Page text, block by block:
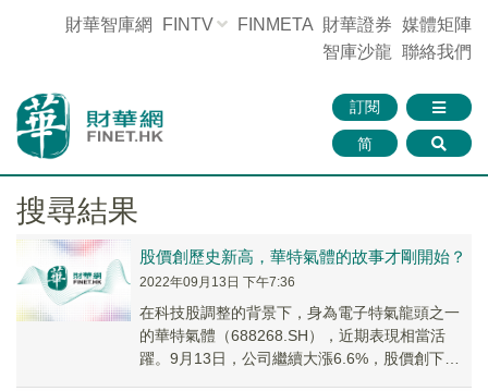
財華智庫網 FINTV FINMETA 財華證券 媒體矩陣
智庫沙龍 聯絡我們
訂閱
简
搜尋結果
股價創歷史新高，華特氣體的故事才剛開始？
2022年09月13日 下午7:36
在科技股調整的背景下，身為電子特氣龍頭之一
的華特氣體（688268.SH），近期表現相當活
躍。9月13日，公司繼續大漲6.6%，股價創下歷